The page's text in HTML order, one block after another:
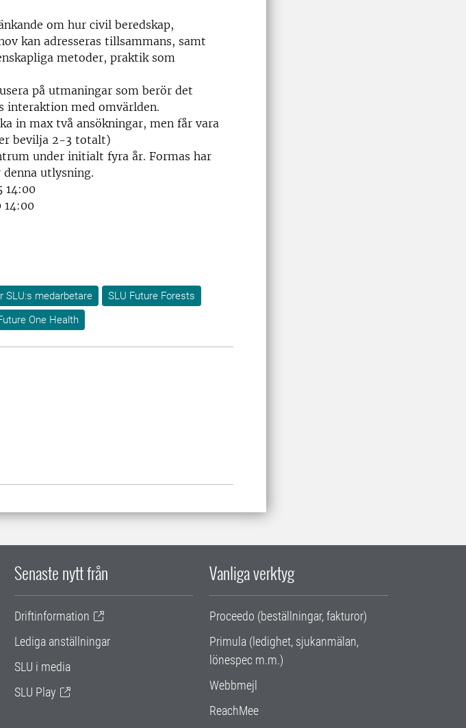
om hur civil beredskap,
kan adresseras tillsammans, samt
metoder, praktik som
på utmaningar som berör det
interaktion med omvärlden.
in max två ansökningar, men får vara
bevilja 2-3 totalt)
under initialt fyra år. Formas har
utlysning.
14:00
SLU:s medarbetare
SLU Future Forests
One Health
Senaste nytt från
Driftinformation
Lediga anställningar
SLU i media
SLU Play
Vanliga verktyg
Proceedo (beställningar, fakturor)
Primula (ledighet, sjukanmälan,
lönespec m.m.)
Webbmejl
ReachMee